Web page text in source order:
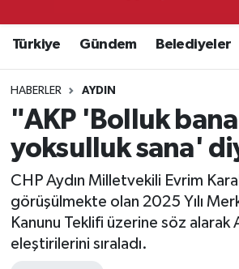
Türkiye Gündem Belediyeler
HABERLER AYDIN
"AKP 'Bolluk bana
yoksulluk sana'
CHP Aydın Milletvekili Evrim
görüşülmekte olan 2025 Yılı
Kanunu Teklifi üzerine söz alarak
eleştirilerini sıraladı.
Süper Lig Puan Durumu ve
Tüm Manşetler
Son Dakika Haberleri
Haber Arşivi